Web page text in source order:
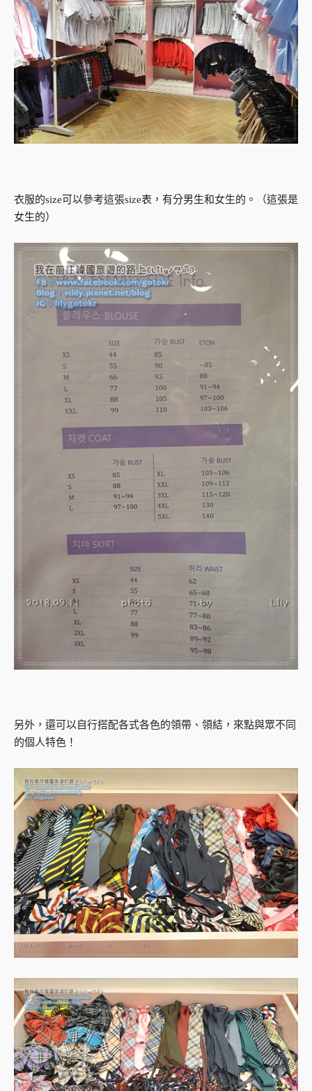
衣服的size可以參考這張size表，有分男生和女生的。（這張是
女生的）
另外，還可以自行搭配各式各色的領帶、領結，來點與眾不同
的個人特色！